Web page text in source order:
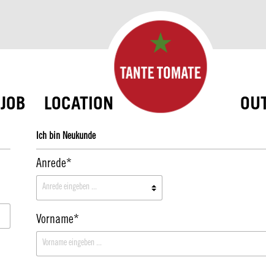
JOB LOCATION
Ich bin Neukunde
Anrede*
Vorname*